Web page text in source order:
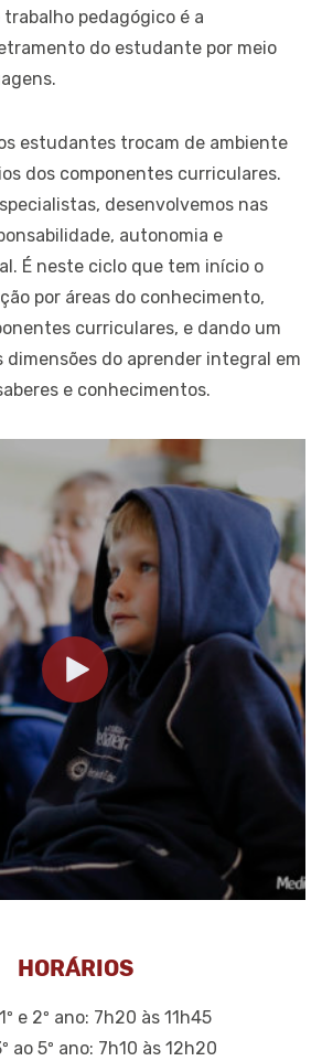
pedagógico é a
do estudante por meio
estudantes trocam de ambiente
dos componentes curriculares.
desenvolvemos nas
autonomia e
É neste ciclo que tem início o
por áreas do conhecimento,
curriculares, e dando um
dimensões do aprender integral em
e conhecimentos.
HORÁRIOS
e 2º ano: 7h20 às 11h45
ao 5º ano: 7h10 às 12h20